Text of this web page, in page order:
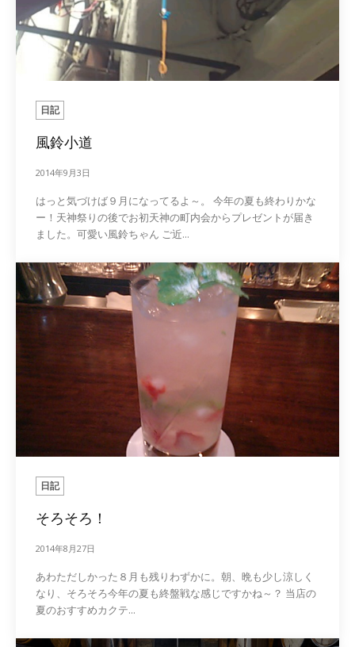
日記
風鈴小道
2014年9月3日
はっと気づけば９月になってるよ～。 今年の夏も終わりかな
ー！天神祭りの後でお初天神の町内会からプレゼントが届き
ました。可愛い風鈴ちゃん ご近...
日記
そろそろ！
2014年8月27日
あわただしかった８月も残りわずかに。朝、晩も少し涼しく
なり、そろそろ今年の夏も終盤戦な感じですかね～？ 当店の
夏のおすすめカクテ...